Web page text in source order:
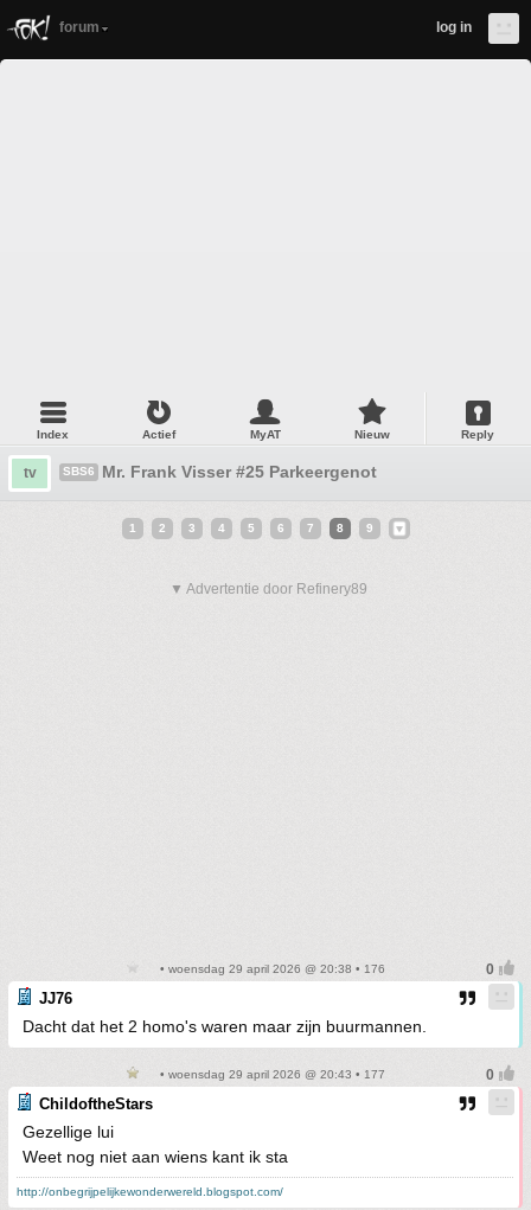
forum log in
Index Actief MyAT Nieuw Reply
tv SBS6 Mr. Frank Visser #25 Parkeergenot
1 2 3 4 5 6 7 8 9
▼ Advertentie door Refinery89
• woensdag 29 april 2026 @ 20:38 • 176
JJ76
Dacht dat het 2 homo's waren maar zijn buurmannen.
• woensdag 29 april 2026 @ 20:43 • 177
ChildoftheStars
Gezellige lui
Weet nog niet aan wiens kant ik sta
http://onbegrijpelijkewonderwereld.blogspot.com/